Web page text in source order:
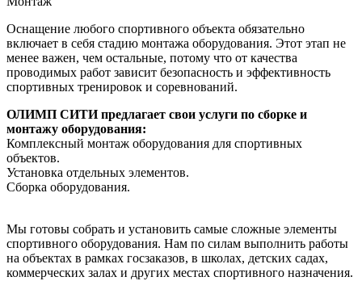
Оснащение любого спортивного объекта обязательно
включает в себя стадию монтажа оборудования. Этот этап не
менее важен, чем остальные, потому что от качества
проводимых работ зависит безопасность и эффективность
спортивных тренировок и соревнований.
ОЛИМП СИТИ предлагает свои услуги по сборке и
монтажу оборудования:
Комплексный монтаж оборудования для спортивных
объектов.
Установка отдельных элементов.
Сборка оборудования.
Мы готовы собрать и установить самые сложные элементы
спортивного оборудования. Нам по силам выполнить работы
на объектах в рамках госзаказов, в школах, детских садах,
коммерческих залах и других местах спортивного назначения.